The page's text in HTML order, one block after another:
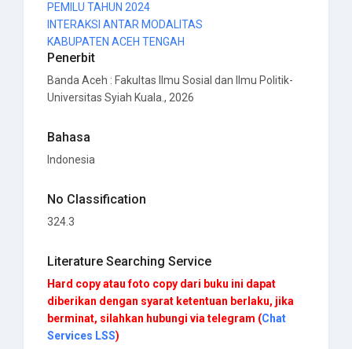
PEMILU TAHUN 2024
INTERAKSI ANTAR MODALITAS
KABUPATEN ACEH TENGAH
Penerbit
Banda Aceh : Fakultas Ilmu Sosial dan Ilmu Politik-
Universitas Syiah Kuala., 2026
Bahasa
Indonesia
No Classification
324.3
Literature Searching Service
Hard copy atau foto copy dari buku ini dapat
diberikan dengan syarat ketentuan berlaku, jika
berminat, silahkan hubungi via telegram (Chat
Services LSS)